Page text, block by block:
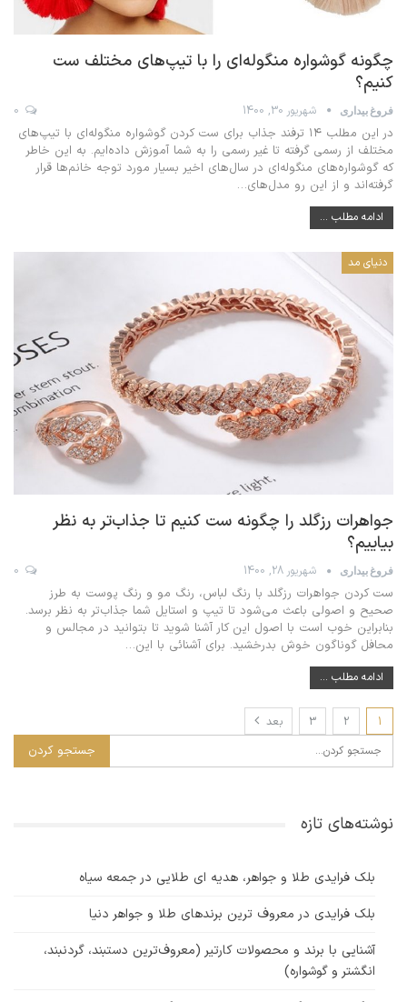
چگونه گوشواره منگوله‌ای را با تیپ‌های مختلف ست
کنیم؟
فروغ بیداری شهریور 30, 1400
در این مطلب ۱۴ ترفند جذاب برای ست کردن گوشواره منگوله‌ای با تیپ‌های
مختلف از رسمی گرفته تا غیر رسمی را به شما آموزش داده‌ایم. به این خاطر
که گوشواره‌های منگوله‌ای در سال‌های اخیر بسیار مورد توجه خانم‌ها قرار
گرفته‌اند و از این رو مدل‌های…
ادامه مطلب ...
دنیای مد
جواهرات رزگلد را چگونه ست کنیم تا جذاب‌تر به نظر
بیاییم؟
فروغ بیداری شهریور 28, 1400
ست کردن جواهرات رزگلد با رنگ لباس، رنگ مو و رنگ پوست به طرز
صحیح و اصولی باعث می‌شود تا تیپ و استایل شما جذاب‌تر به نظر برسد.
بنابراین خوب است با اصول این کار آشنا شوید تا بتوانید در مجالس و
محافل گوناگون خوش بدرخشید. برای آشنائی با این…
ادامه مطلب ...
1
2
3 بعد
نوشته‌های تازه
بلک فرایدی طلا و جواهر، هدیه ای طلایی در جمعه سیاه
بلک فرایدی در معروف ترین برندهای طلا و جواهر دنیا
آشنایی با برند و محصولات کارتیر (معروف‌ترین دستبند، گردنبند،
انگشتر و گوشواره)